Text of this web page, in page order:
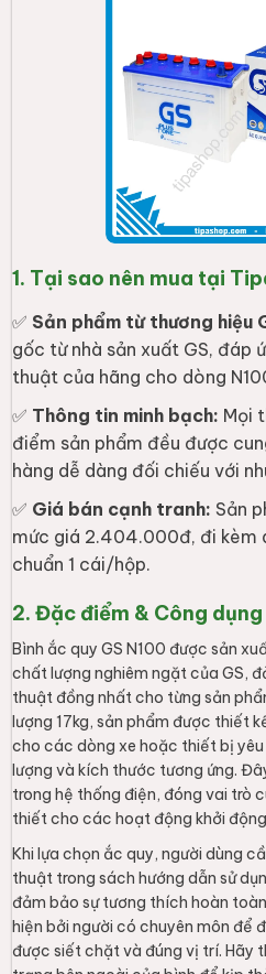
1. Tại sao nên mua tại
✅ Sản phẩm từ thương hiệu
gốc từ nhà sản xuất GS, đáp
thuật của hãng cho dòng
✅ Thông tin minh bạch: Mọi
điểm sản phẩm đều được
hàng dễ dàng đối chiếu với
✅ Giá bán cạnh tranh: Sản
mức giá 2.404.000đ, đi kèm
chuẩn 1 cái/hộp.
2. Đặc điểm & Công
Bình ắc quy GS N100 được sản
chất lượng nghiêm ngặt của GS,
thuật đồng nhất cho từng sản
lượng 17kg, sản phẩm được thiết
cho các dòng xe hoặc thiết bị
lượng và kích thước tương ứng.
trong hệ thống điện, đóng vai trò
thiết cho các hoạt động khởi
Khi lựa chọn ắc quy, người dùng
thuật trong sách hướng dẫn sử
đảm bảo sự tương thích hoàn
hiện bởi người có chuyên môn để
được siết chặt và đúng vị trí. Hãy